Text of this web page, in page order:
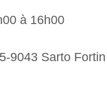
à 16h00
9043 Sarto Fortin